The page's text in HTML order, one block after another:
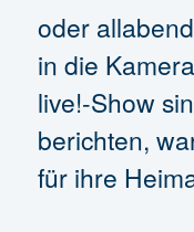
oder
in die
live!-Show
berichten,
für ihre